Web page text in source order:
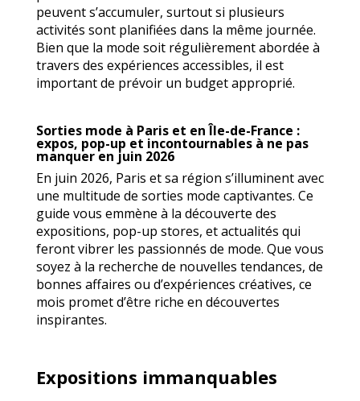
peuvent s’accumuler, surtout si plusieurs
activités sont planifiées dans la même journée.
Bien que la mode soit régulièrement abordée à
travers des expériences accessibles, il est
important de prévoir un budget approprié.
Sorties mode à Paris et en Île-de-France :
expos, pop-up et incontournables à ne pas
manquer en juin 2026
En juin 2026, Paris et sa région s’illuminent avec
une multitude de sorties mode captivantes. Ce
guide vous emmène à la découverte des
expositions, pop-up stores, et actualités qui
feront vibrer les passionnés de mode. Que vous
soyez à la recherche de nouvelles tendances, de
bonnes affaires ou d’expériences créatives, ce
mois promet d’être riche en découvertes
inspirantes.
Expositions immanquables